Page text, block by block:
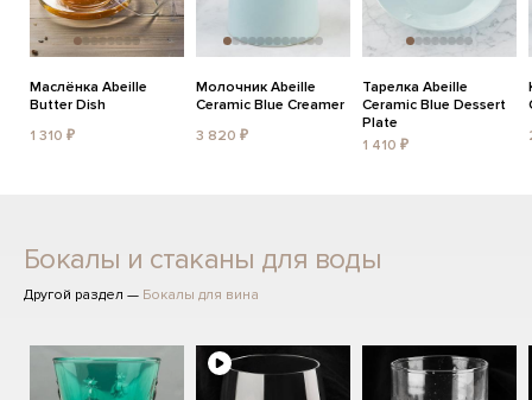
Маслёнка Abeille
Butter Dish
1 310 ₽
Молочник Abeille
Ceramic Blue Creamer
3 820 ₽
Тарелка Abeille
Ceramic Blue Dessert
Plate
1 410 ₽
Бокалы и стаканы для воды
Другой раздел — Бокалы для вина